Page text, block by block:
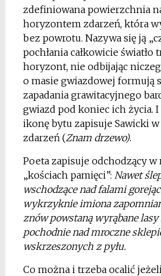
zdefiniowana powierzchnia
horyzontem zdarzeń, która
bez powrotu. Nazywa się ją
pochłania całkowicie światło
horyzont, nie odbijając
o masie gwiazdowej formują
zapadania grawitacyjnego
gwiazd pod koniec ich życia.
ikonę bytu zapisuje Sawicki
zdarzeń (Znam drzewo).
Poeta zapisuje odchodzący
„kościach pamięci”: Nawet
wschodzące nad falami
wykrzyknie imiona
znów powstaną wyrąbane
pochodnie nad mroczne
wskrzeszonych z pyłu.
Co można i trzeba ocalić